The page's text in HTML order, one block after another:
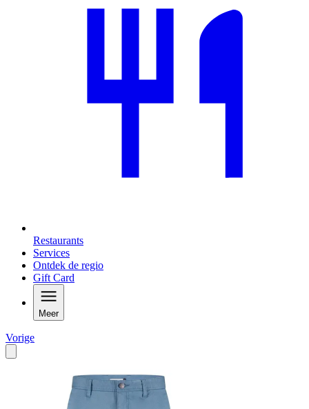
Restaurants
Services
Ontdek de regio
Gift Card
Meer
Vorige